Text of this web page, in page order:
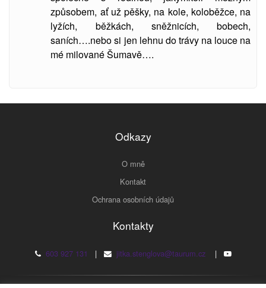
způsobem, ať už pěšky, na kole, koloběžce, na
lyžích, běžkách, sněžnicích, bobech,
saních….nebo si jen lehnu do trávy na louce na
mé milované Šumavě….
Odkazy
O mně
Kontakt
Ochrana osobních údajů
Kontakty
603 927 131 | jitka.stenglova@taurum.cz|